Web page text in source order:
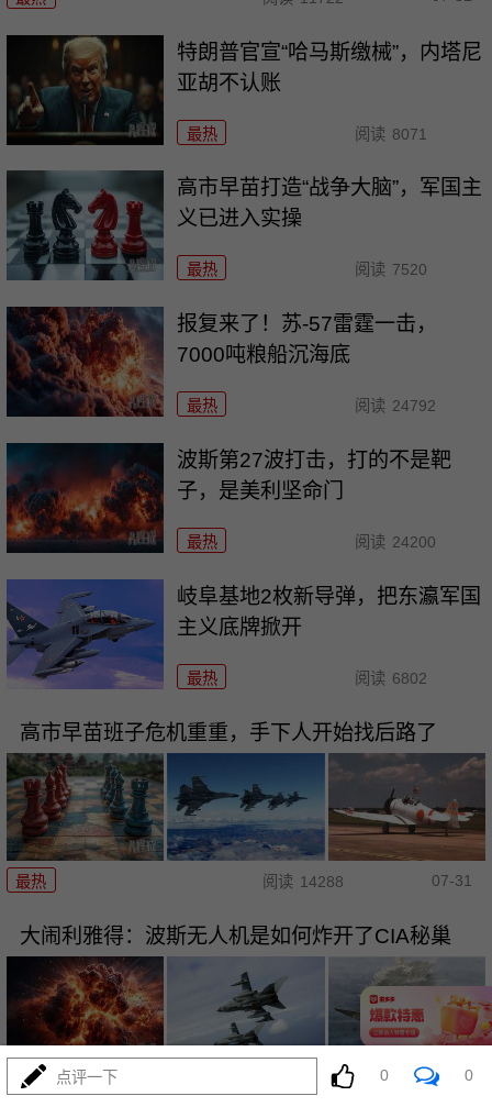
特朗普官宣“哈马斯缴械”，内塔尼
亚胡不认账
最热 阅读 8071
高市早苗打造“战争大脑”，军国主
义已进入实操
最热 阅读 7520
报复来了！苏-57雷霆一击，
7000吨粮船沉海底
最热 阅读 24792
波斯第27波打击，打的不是靶
子，是美利坚命门
最热 阅读 24200
岐阜基地2枚新导弹，把东瀛军国
主义底牌掀开
最热 阅读 6802
高市早苗班子危机重重，手下人开始找后路了
最热 阅读 14288 07-31
大闹利雅得：波斯无人机是如何炸开了CIA秘巢
最热 13562 07-31
点评一下 0 0